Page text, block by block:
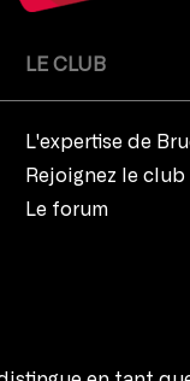
LE CLUB
L'expertise de
Rejoignez le
Le forum